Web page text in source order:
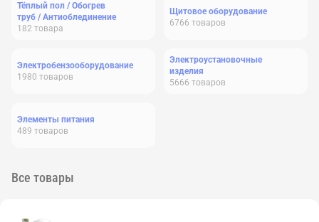
Тёплый пол / Обогрев
труб / Антиоблединение
182 товара
Щитовое оборудование
6766 товаров
Электробензооборудование
1980 товаров
Электроустановочные
изделия
5666 товаров
Элементы питания
489 товаров
Все товары